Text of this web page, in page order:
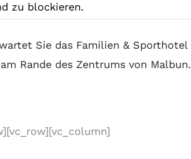
zu blockieren.
Sie das Familien & Sporthotel
Rande des Zentrums von Malbun.